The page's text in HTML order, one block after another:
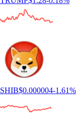
SHIB$0.000004-1.61%